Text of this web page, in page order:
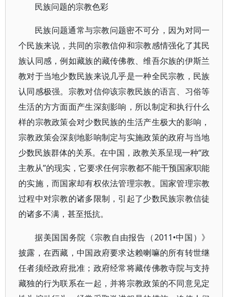
民族问题的宗教色彩
民族问题通常与宗教问题密不可分，因为对同一
个民族来说，共同的宗教信仰和宗教感情强化了其民
族认同感，例如藏族的藏传佛教、维吾尔族的伊斯兰
教对于当地少数民族来说几乎是一种全民宗教，民族
认同感极强。宗教对信仰该宗教民族的语言、习俗等
生活的方方面面产生深刻影响，所以制定和执行什么
样的宗教政策会对少数民族的生活产生极大的影响，
宗教政策会深刻地影响制定与实施政策的政府与当地
少数民族群体的关系。在中国，政教关系呈现一种“政
主教从”的现实，它要求任何宗教都不能干预国家职能
的实施，而国家却有权依法管理宗教。国家管理宗教
过程中对宗教的诸多限制，引起了少数民族宗教信徒
的诸多不满，甚至抵抗。
据美国国务院《宗教自由报告（2011•中国）》
披露，在西藏，中国政府要求达赖喇嘛的所有转世继
任者须经政府批准；政府经常将藏传佛教寺院与支持
藏独的行为联系在一起，并将宗教政策的不同意见定